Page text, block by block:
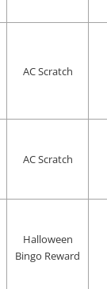
AC Scratch
AC Scratch
Halloween
Bingo Reward